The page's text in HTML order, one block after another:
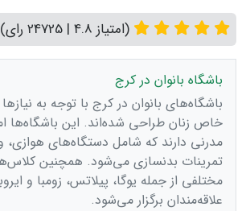
(امتیاز 4.8 | 24725 رای)
باشگاه بانوان در کرج
باشگاه‌های بانوان در کرج با توجه به
خاص زنان طراحی شده‌اند. این باشگاه‌ها
مدرنی دارند که شامل دستگاه‌های هوازی،
تمرینات بدنسازی می‌شود. همچنین
مختلفی از جمله یوگا، پیلاتس، زومبا و
علاقه‌مندان برگزار می‌شود.